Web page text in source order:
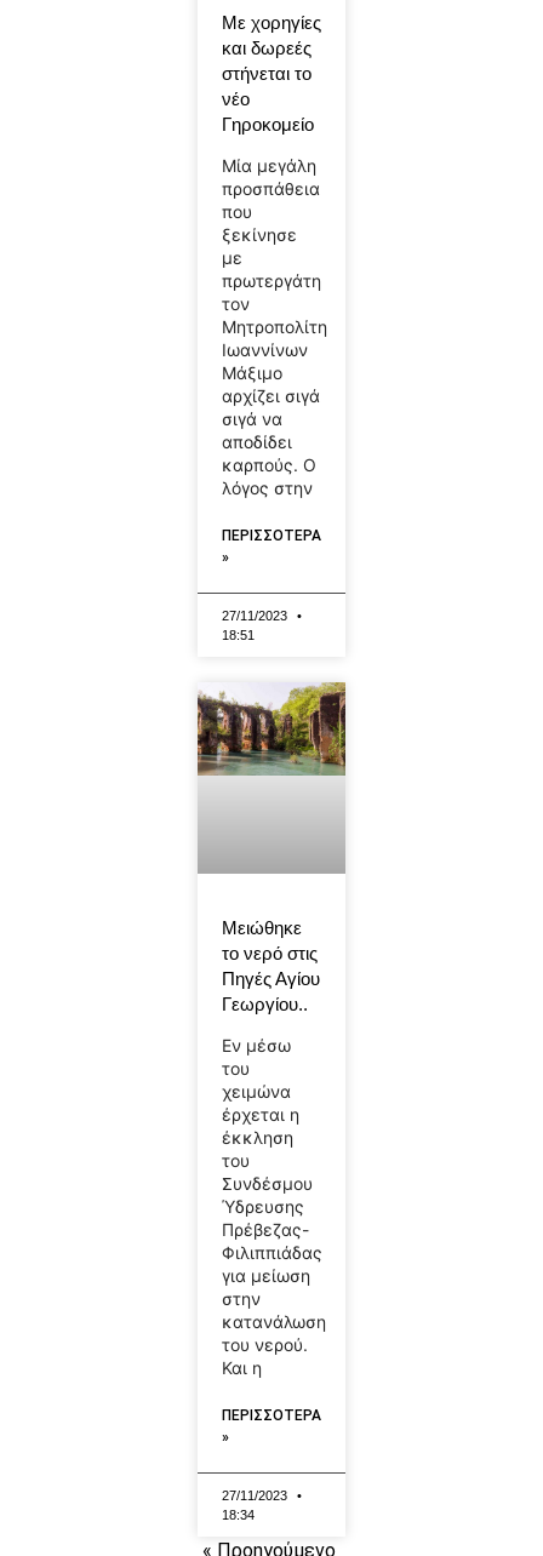
Με χορηγίες
και δωρεές
στήνεται το
νέο
Γηροκομείο
Μία μεγάλη
προσπάθεια
που
ξεκίνησε
με
πρωτεργάτη
τον
Μητροπολίτη
Ιωαννίνων
Μάξιμο
αρχίζει σιγά
σιγά να
αποδίδει
καρπούς. Ο
λόγος στην
ΠΕΡΙΣΣΟΤΕΡΑ
»
27/11/2023
18:51
Μειώθηκε
το νερό στις
Πηγές Αγίου
Γεωργίου..
Εν μέσω
του
χειμώνα
έρχεται η
έκκληση
του
Συνδέσμου
Ύδρευσης
Πρέβεζας-
Φιλιππιάδας
για μείωση
στην
κατανάλωση
του νερού.
Και η
ΠΕΡΙΣΣΟΤΕΡΑ
»
27/11/2023
18:34
« Προηγούμενο